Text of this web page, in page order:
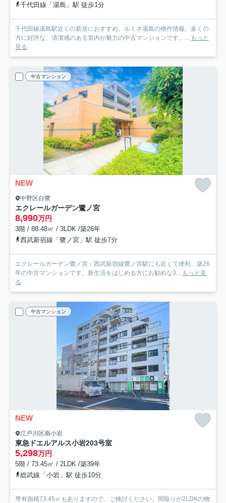
千代田線「湯島」駅 徒歩1分
千代田線湯島駅近くの新居におすすめ、ルミネ湯島の物件情報。多くの
方に好評な、清潔感のある室内が魅力の中古マンションです。...
もっと
見る
中古マンション
NEW
中野区白鷺
エクレールガーデン鷺ノ宮
8,990万円
3階 / 88.48㎡ / 3LDK /築26年
西武新宿線「鷺ノ宮」駅 徒歩7分
エクレールガーデン鷺ノ宮：西武新宿線鷺ノ宮駅にも近くて便利。築26
年の中古マンションです。新生活をはじめる方にお勧めな3...
もっと見
る
中古マンション
NEW
江戸川区南小岩
東急ドエルアルス小岩203号室
5,298万円
5階 / 73.45㎡ / 2LDK /築39年
総武線「小岩」駅 徒歩10分
専有面積73.45㎡もありますので、ご検討ください。間取りが2LDKの物